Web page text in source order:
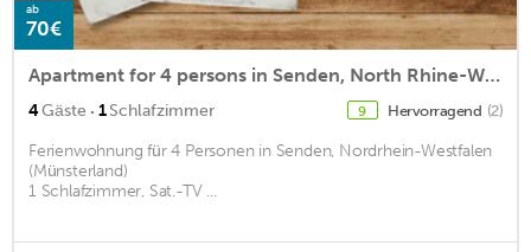
ab
70€
Apartment for 4 persons in Senden, North Rhine-Westphalia (Münsterland)<BR>1 bedroom, satellite TVm2
4Gäste · 1Schlafzimmer 9 Hervorragend (2)
Ferienwohnung für 4 Personen in Senden, Nordrhein-Westfalen
(Münsterland)
1 Schlafzimmer, Sat.-TV ...